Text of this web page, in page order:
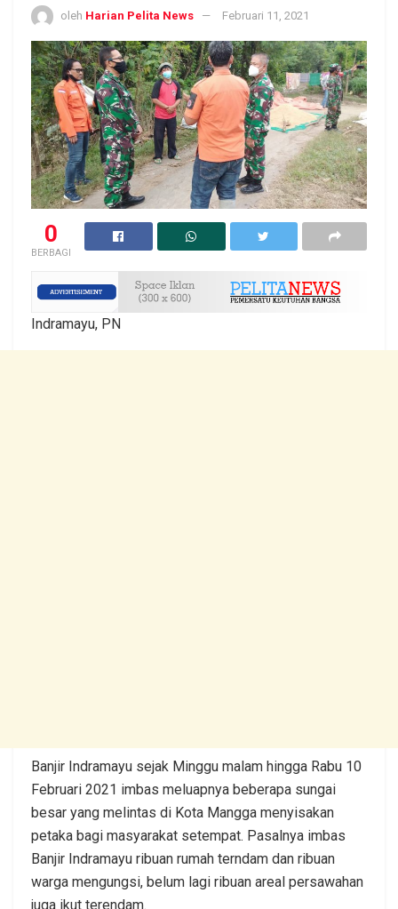
oleh Harian Pelita News Februari 11, 2021
0
BERBAGI
Indramayu, PN
Banjir Indramayu sejak Minggu malam hingga Rabu 10
Februari 2021 imbas meluapnya beberapa sungai
besar yang melintas di Kota Mangga menyisakan
petaka bagi masyarakat setempat. Pasalnya imbas
Banjir Indramayu ribuan rumah terndam dan ribuan
warga mengungsi, belum lagi ribuan areal persawahan
juga ikut terendam.